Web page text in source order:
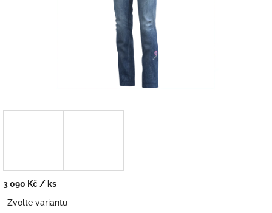
3 090 Kč / ks
cena:
Zvolte variantu